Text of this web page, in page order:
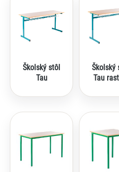
Školský stôl
Tau
Školský
Tau